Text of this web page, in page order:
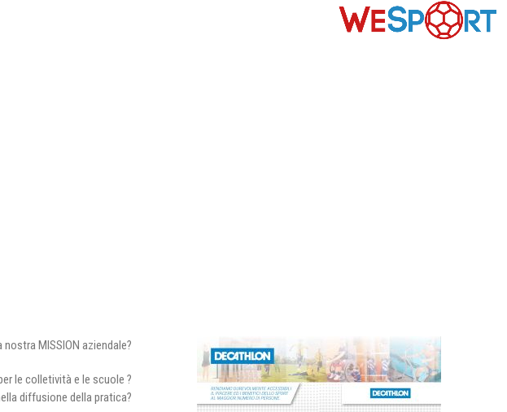
MISSION aziendale?
le colletività e le scuole ?
diffusione della pratica?